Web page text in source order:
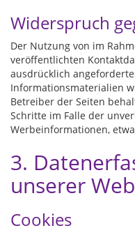
Widerspruch
Der Nutzung von im
veröffentlichten
ausdrücklich
Informationsmaterialien
Betreiber der Seiten
Schritte im Falle der
Werbeinformationen,
3.
unserer
Cookies